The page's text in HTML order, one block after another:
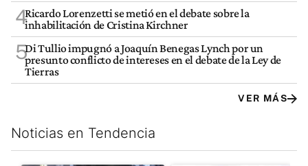
4Ricardo Lorenzetti se metió en el debate sobre la
inhabilitación de Cristina Kirchner
5Di Tullio impugnó a Joaquín Benegas Lynch por un
presunto conflicto de intereses en el debate de la Ley de
Tierras
VER MÁS
Noticias en Tendencia
Este listado muestra los artículos con más comentarios en los